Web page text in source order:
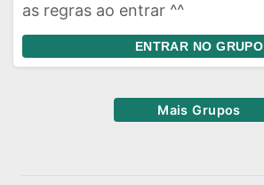
as regras ao entrar ^^
ENTRAR NO GRUPO
Mais Grupos